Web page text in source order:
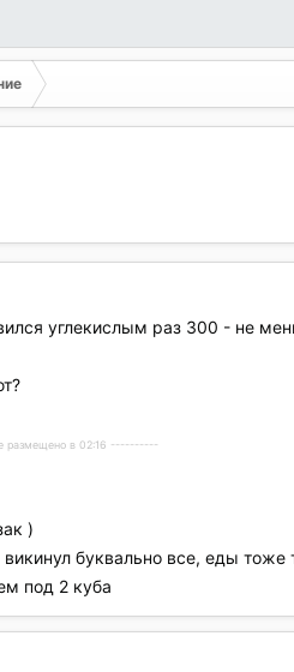
углекислым раз 300 - не
размещено в 02:16 ----------
)
буквально все, еды
под 2 куба